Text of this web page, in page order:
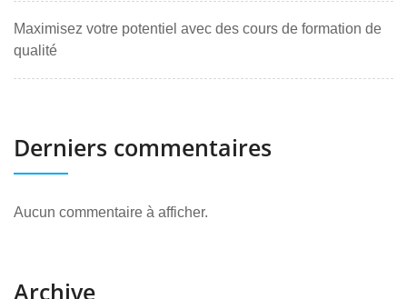
Maximisez votre potentiel avec des cours de formation de
qualité
Derniers commentaires
Aucun commentaire à afficher.
Archive